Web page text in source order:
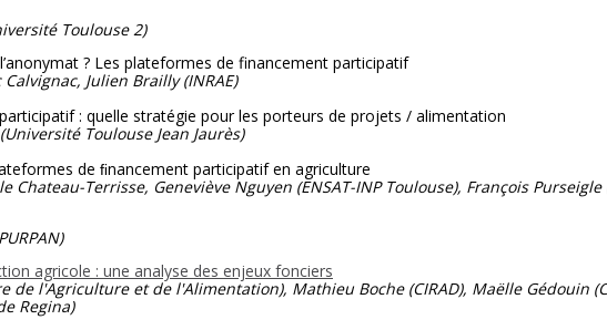
Toulouse 2)
? Les plateformes de financement participatif
Julien Brailly (INRAE)
: quelle stratégie pour les porteurs de projets / alimentation
Toulouse Jean Jaurès)
de ﬁnancement participatif en agriculture
Chateau-Terrisse, Geneviève Nguyen (ENSAT-INP Toulouse), François Purseigle
agricole : une analyse des enjeux fonciers
de l'Agriculture et de l'Alimentation), Mathieu Boche (CIRAD), Maëlle Gédouin
Regina)